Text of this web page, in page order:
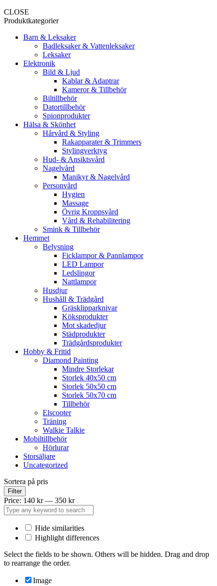
CLOSE
Produktkategorier
Barn & Leksaker
Badleksaker & Vattenleksaker
Leksaker
Elektronik
Bild & Ljud
Kablar & Adaptrar
Kameror & Tillbehör
Biltillbehör
Datortillbehör
Spionprodukter
Hälsa & Skönhet
Hårvård & Styling
Rakapparater & Trimmers
Stylingverktyg
Hud- & Ansiktsvård
Nagelvård
Manikyr & Nagelvård
Personvård
Hygien
Massage
Övrig Kroppsvård
Vård & Rehabilitering
Smink & Tillbehör
Hemmet
Belysning
Ficklampor & Pannlampor
LED Lampor
Ledslingor
Nattlampor
Husdjur
Hushåll & Trädgård
Gräsklipparknivar
Köksprodukter
Mot skadedjur
Städprodukter
Trädgårdsprodukter
Hobby & Fritid
Diamond Painting
Mindre Storlekar
Storlek 40x50 cm
Storlek 50x50 cm
Storlek 50x70 cm
Tillbehör
Elscooter
Träning
Walkie Talkie
Mobiltillbehör
Hörlurar
Storsäljare
Uncategorized
Sortera på pris
Filter
Price: 140 kr— 350 kr
Hide similarities
Highlight differences
Select the fields to be shown. Others will be hidden. Drag and drop
to rearrange the order.
Image